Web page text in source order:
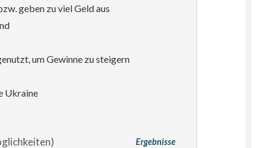
geben zu viel Geld aus
um Gewinne zu steigern
Ukraine
Ergebnisse